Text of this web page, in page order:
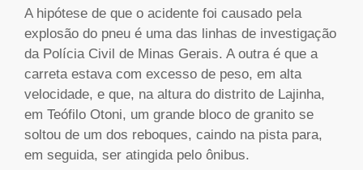
A hipótese de que o acidente foi causado pela
explosão do pneu é uma das linhas de investigação
da Polícia Civil de Minas Gerais. A outra é que a
carreta estava com excesso de peso, em alta
velocidade, e que, na altura do distrito de Lajinha,
em Teófilo Otoni, um grande bloco de granito se
soltou de um dos reboques, caindo na pista para,
em seguida, ser atingida pelo ônibus.